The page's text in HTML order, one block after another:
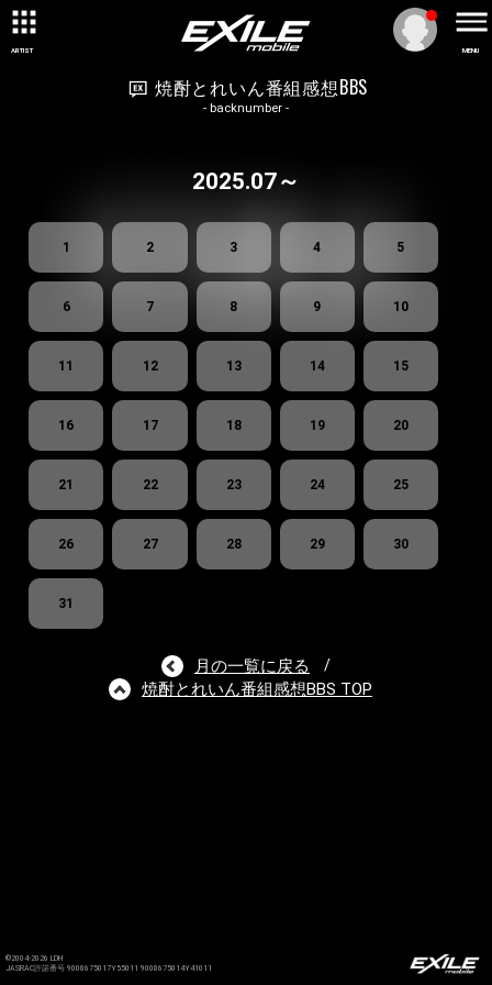
ARTIST MENU
焼酎とれいん番組感想BBS
- backnumber -
2025.07～
1 2 3 4 5
6 7 8 9 10
11 12 13 14 15
16 17 18 19 20
21 22 23 24 25
26 27 28 29 30
31
月の一覧に戻る /
焼酎とれいん番組感想BBS TOP
©2004-2026 LDH
JASRAC許諾番号 9008675017Y55011 9008675014Y41011